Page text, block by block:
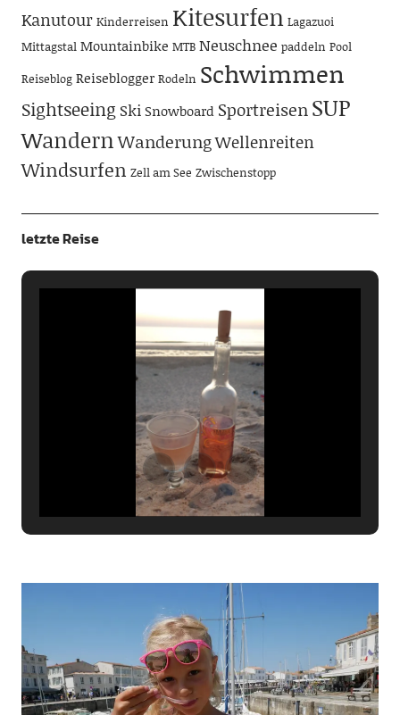
Kanutour Kinderreisen Kitesurfen Lagazuoi
Mittagstal Mountainbike MTB Neuschnee paddeln Pool
Reiseblog Reiseblogger Rodeln Schwimmen
Sightseeing SkiSnowboard SportreisenSUP
WandernWanderungWellenreiten
Windsurfen Zell am See Zwischenstopp
letzte Reise